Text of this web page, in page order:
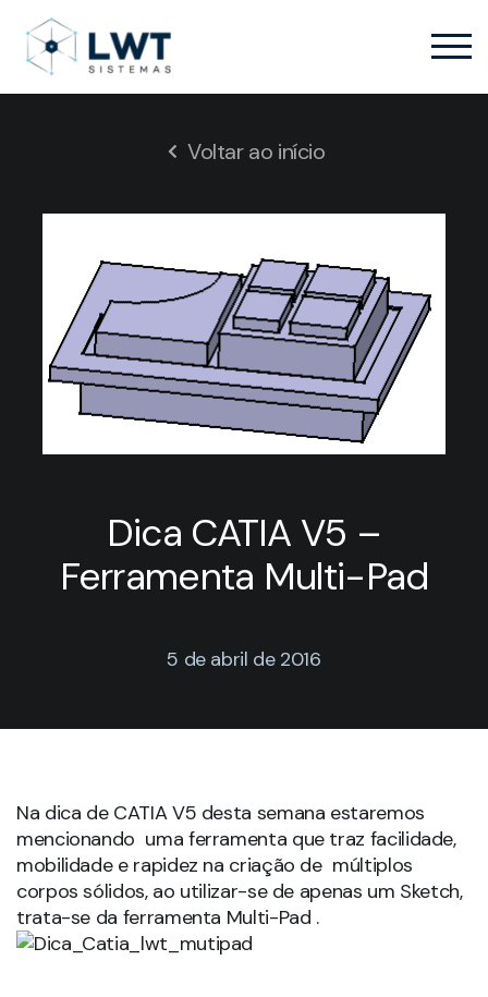
Voltar ao início
Dica CATIA V5 –
Ferramenta Multi-Pad
5 de abril de 2016
Na dica de CATIA V5 desta semana estaremos
mencionando uma ferramenta que traz facilidade,
mobilidade e rapidez na criação de múltiplos
corpos sólidos, ao utilizar-se de apenas um Sketch,
trata-se da ferramenta Multi-Pad .